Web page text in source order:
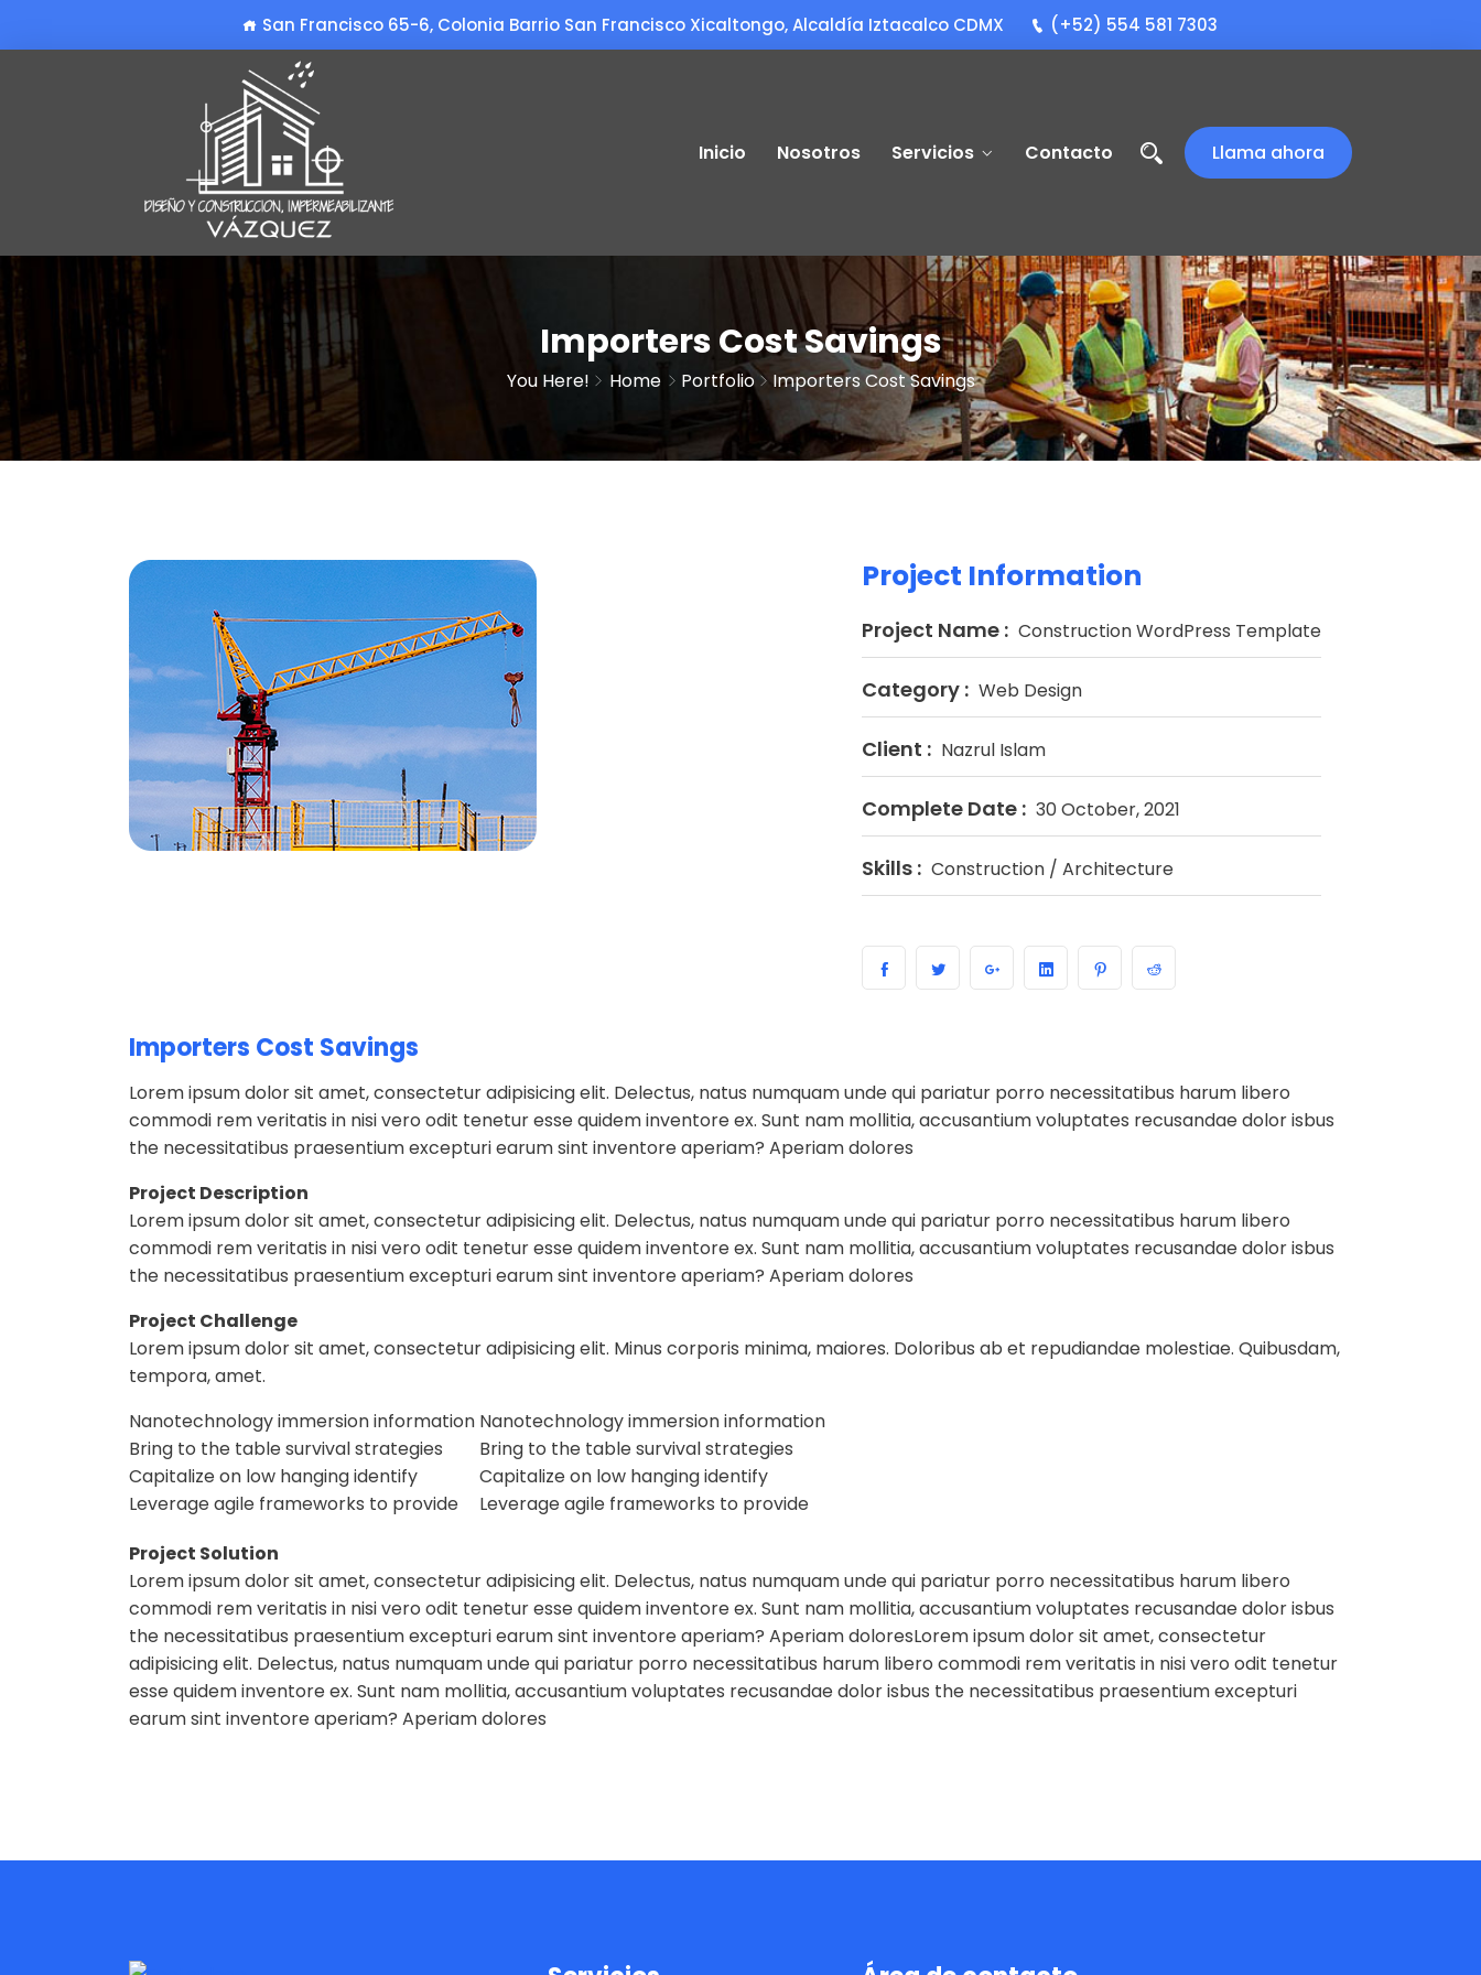
San Francisco 65-6, Colonia Barrio San Francisco Xicaltongo, Alcaldía Iztacalco CDMX (+52) 554 581 7303
Inicio Nosotros Servicios Contacto Llama ahora
Importers Cost Savings
You Here! Home Portfolio Importers Cost Savings
Project Information
Project Name : Construction WordPress Template
Category : Web Design
Client : Nazrul Islam
Complete Date : 30 October, 2021
Skills : Construction / Architecture
Importers Cost Savings
Lorem ipsum dolor sit amet, consectetur adipisicing elit. Delectus, natus numquam unde qui pariatur porro necessitatibus harum libero
commodi rem veritatis in nisi vero odit tenetur esse quidem inventore ex. Sunt nam mollitia, accusantium voluptates recusandae dolor isbus
the necessitatibus praesentium excepturi earum sint inventore aperiam? Aperiam dolores
Project Description
Lorem ipsum dolor sit amet, consectetur adipisicing elit. Delectus, natus numquam unde qui pariatur porro necessitatibus harum libero
commodi rem veritatis in nisi vero odit tenetur esse quidem inventore ex. Sunt nam mollitia, accusantium voluptates recusandae dolor isbus
the necessitatibus praesentium excepturi earum sint inventore aperiam? Aperiam dolores
Project Challenge
Lorem ipsum dolor sit amet, consectetur adipisicing elit. Minus corporis minima, maiores. Doloribus ab et repudiandae molestiae. Quibusdam,
tempora, amet.
Nanotechnology immersion information
Bring to the table survival strategies
Capitalize on low hanging identify
Leverage agile frameworks to provide
Nanotechnology immersion information
Bring to the table survival strategies
Capitalize on low hanging identify
Leverage agile frameworks to provide
Project Solution
Lorem ipsum dolor sit amet, consectetur adipisicing elit. Delectus, natus numquam unde qui pariatur porro necessitatibus harum libero
commodi rem veritatis in nisi vero odit tenetur esse quidem inventore ex. Sunt nam mollitia, accusantium voluptates recusandae dolor isbus
the necessitatibus praesentium excepturi earum sint inventore aperiam? Aperiam doloresLorem ipsum dolor sit amet, consectetur
adipisicing elit. Delectus, natus numquam unde qui pariatur porro necessitatibus harum libero commodi rem veritatis in nisi vero odit tenetur
esse quidem inventore ex. Sunt nam mollitia, accusantium voluptates recusandae dolor isbus the necessitatibus praesentium excepturi
earum sint inventore aperiam? Aperiam dolores